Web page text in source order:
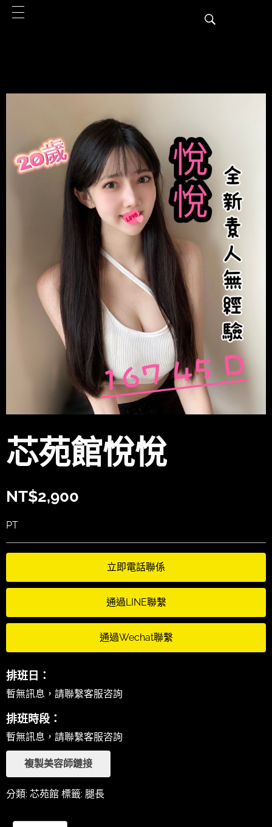
芯苑館悅悅
NT$2,900
PT
立即電話聯係
通過LINE聯繫
通過Wechat聯繫
排班日：
暫無訊息，請聯繫客服咨詢
排班時段：
暫無訊息，請聯繫客服咨詢
複製美容師鏈接
分類: 芯苑館 標籤: 腿長